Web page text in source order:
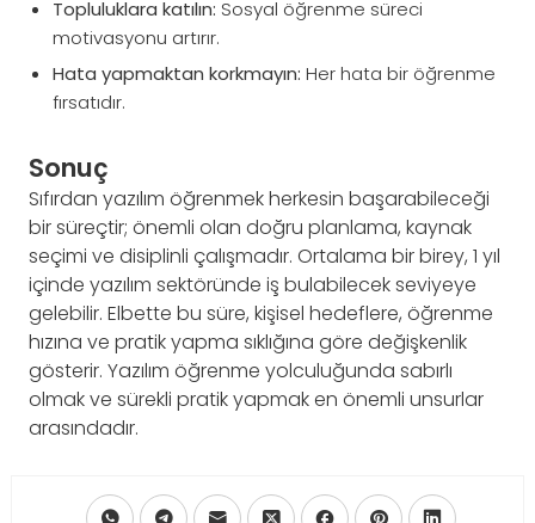
Topluluklara katılın: Sosyal öğrenme süreci
motivasyonu artırır.
Hata yapmaktan korkmayın: Her hata bir öğrenme
fırsatıdır.
Sonuç
Sıfırdan yazılım öğrenmek herkesin başarabileceği
bir süreçtir; önemli olan doğru planlama, kaynak
seçimi ve disiplinli çalışmadır. Ortalama bir birey, 1 yıl
içinde yazılım sektöründe iş bulabilecek seviyeye
gelebilir. Elbette bu süre, kişisel hedeflere, öğrenme
hızına ve pratik yapma sıklığına göre değişkenlik
gösterir. Yazılım öğrenme yolculuğunda sabırlı
olmak ve sürekli pratik yapmak en önemli unsurlar
arasındadır.